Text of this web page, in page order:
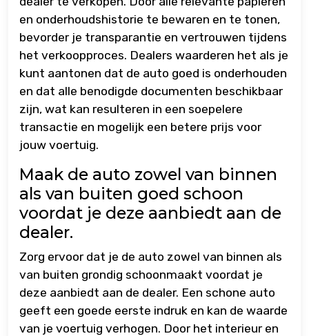
en onderhoudshistorie te bewaren en te tonen,
bevorder je transparantie en vertrouwen tijdens
het verkoopproces. Dealers waarderen het als je
kunt aantonen dat de auto goed is onderhouden
en dat alle benodigde documenten beschikbaar
zijn, wat kan resulteren in een soepelere
transactie en mogelijk een betere prijs voor
jouw voertuig.
Maak de auto zowel van binnen
als van buiten goed schoon
voordat je deze aanbiedt aan de
dealer.
Zorg ervoor dat je de auto zowel van binnen als
van buiten grondig schoonmaakt voordat je
deze aanbiedt aan de dealer. Een schone auto
geeft een goede eerste indruk en kan de waarde
van je voertuig verhogen. Door het interieur en